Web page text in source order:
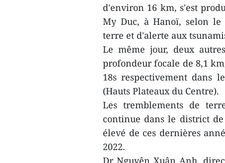
d'environ 16 km, s'est
My Duc, à Hanoï, selon
terre et d'alerte aux
Le même jour, deux
profondeur focale de 8,1
18s respectivement dans
(Hauts Plateaux du Centre).
Les tremblements de
continue dans le district
élevé de ces dernières
2022.
Dr Nguyên Xuân Anh,